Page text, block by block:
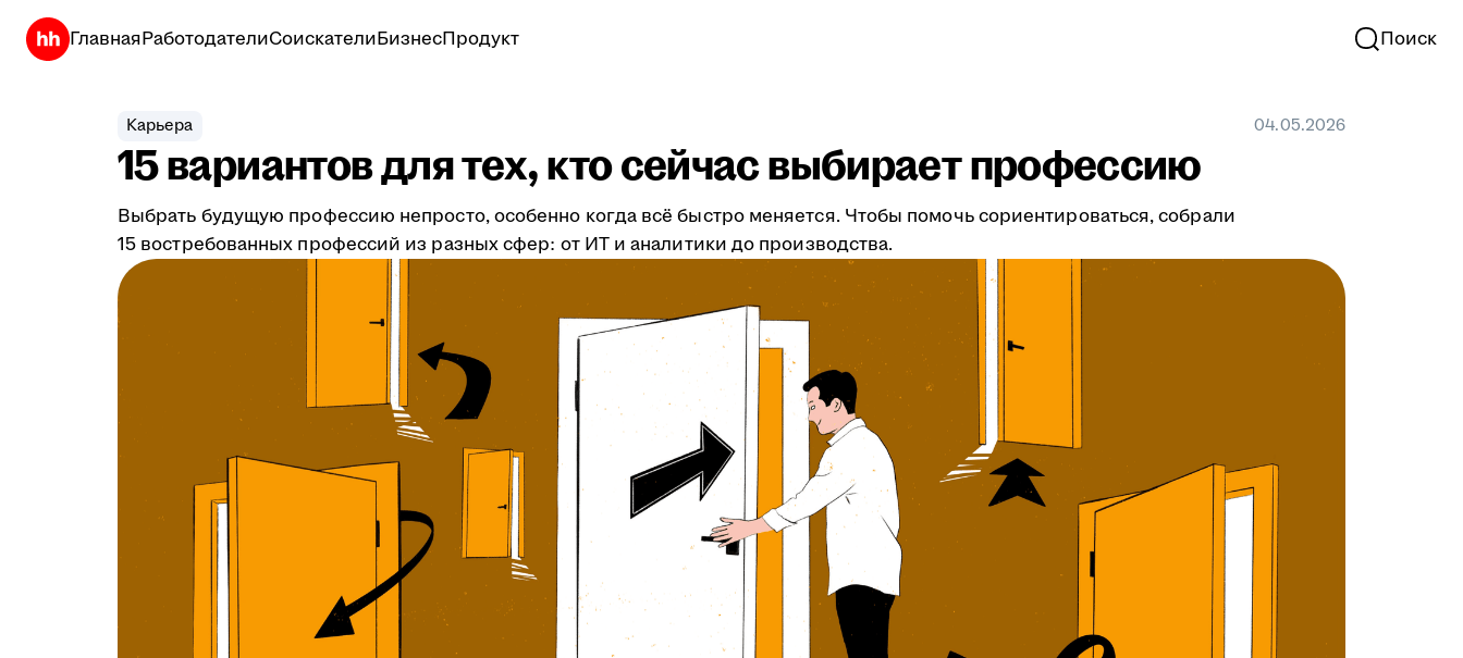
ГлавнаяРаботодателиСоискателиБизнесПродукт Поиск
Карьера 04.05.2026
15 вариантов для тех, кто сейчас выбирает профессию
Выбрать будущую профессию непросто, особенно когда всё быстро меняется. Чтобы помочь сориентироваться, собрали
15 востребованных профессий из разных сфер: от ИТ и аналитики до производства.